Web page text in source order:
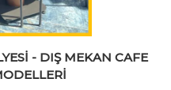
- DIŞ MEKAN CAFE